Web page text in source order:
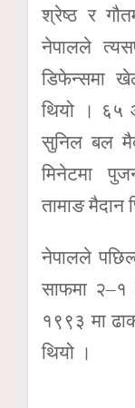
श्रेष्ठ र
नेपालले
डिफेन्समा
थियो । ६५
सुनिल बल
मिनेटमा
तामाङ मैदान
नेपालले
साफमा २–१
१९९३ मा
थियो ।